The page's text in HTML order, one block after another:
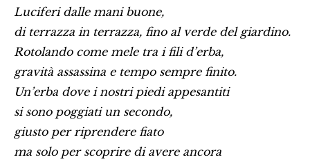
Luciferi dalle mani buone,
di terrazza in terrazza, fino al verde del giardino.
Rotolando come mele tra i fili d’erba,
gravità assassina e tempo sempre finito.
Un’erba dove i nostri piedi appesantiti
si sono poggiati un secondo,
giusto per riprendere fiato
ma solo per scoprire di avere ancora